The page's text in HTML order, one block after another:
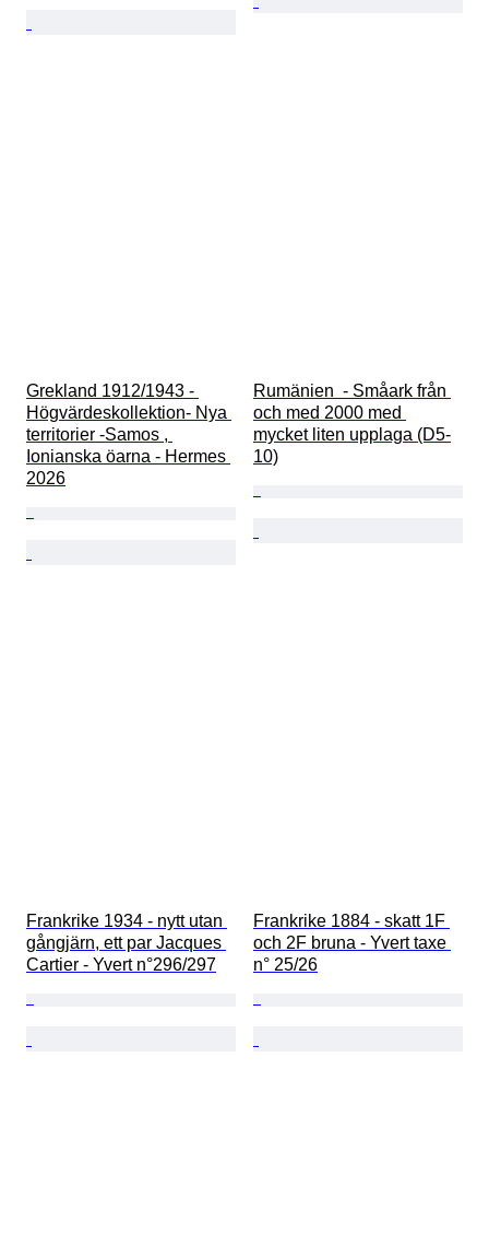
Grekland 1912/1943 -
Högvärdeskollektion- Nya
territorier -Samos ,
Ionianska öarna - Hermes
2026
Rumänien  - Småark från
och med 2000 med
mycket liten upplaga (D5-
10)
Frankrike 1934 - nytt utan
gångjärn, ett par Jacques
Cartier - Yvert n°296/297
Frankrike 1884 - skatt 1F
och 2F bruna - Yvert taxe
n° 25/26